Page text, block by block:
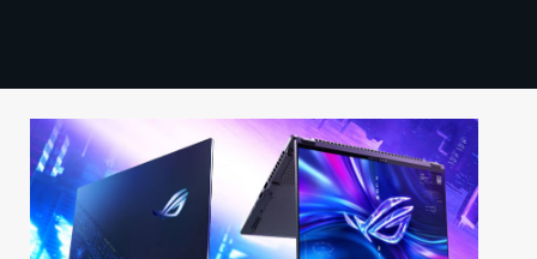
TECHBBS
TIETOA
HINTA.FI
KAUPPA